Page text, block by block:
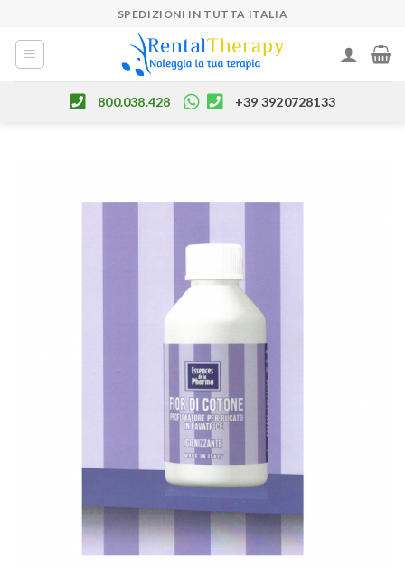
content
SPEDIZIONI IN TUTTA ITALIA
800.038.428 +39 3920728133